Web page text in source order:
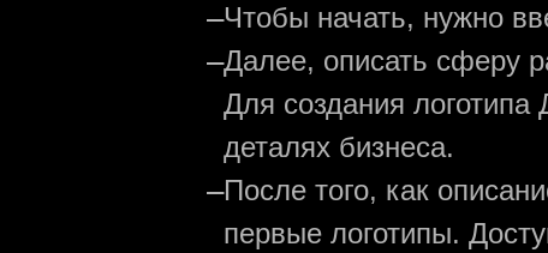
—Чтобы начать, нужно
—Далее, описать сферу
Для создания логотипа
деталях бизнеса.
—После того, как
первые логотипы.